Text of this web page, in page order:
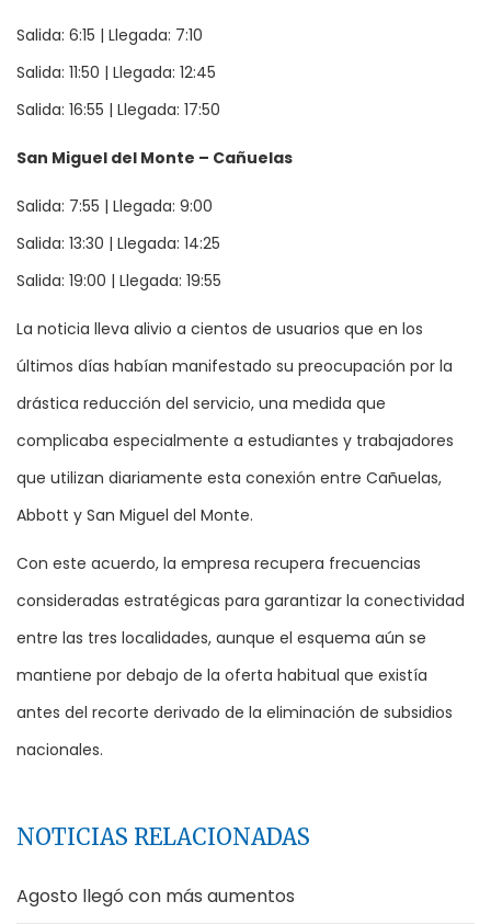
Salida: 6:15 | Llegada: 7:10
Salida: 11:50 | Llegada: 12:45
Salida: 16:55 | Llegada: 17:50
San Miguel del Monte – Cañuelas
Salida: 7:55 | Llegada: 9:00
Salida: 13:30 | Llegada: 14:25
Salida: 19:00 | Llegada: 19:55
La noticia lleva alivio a cientos de usuarios que en los
últimos días habían manifestado su preocupación por la
drástica reducción del servicio, una medida que
complicaba especialmente a estudiantes y trabajadores
que utilizan diariamente esta conexión entre Cañuelas,
Abbott y San Miguel del Monte.
Con este acuerdo, la empresa recupera frecuencias
consideradas estratégicas para garantizar la conectividad
entre las tres localidades, aunque el esquema aún se
mantiene por debajo de la oferta habitual que existía
antes del recorte derivado de la eliminación de subsidios
nacionales.
NOTICIAS RELACIONADAS
Agosto llegó con más aumentos